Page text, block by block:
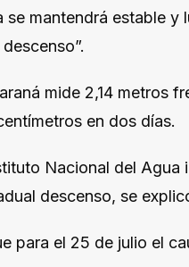
mantendrá estable y
mide 2,14 metros
en dos días.
Nacional del
descenso, se
para el 25 de julio el